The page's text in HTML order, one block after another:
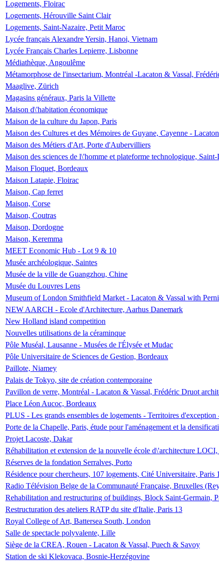
Logements, Floirac
Logements, Hérouville Saint Clair
Logements, Saint-Nazaire, Petit Maroc
Lycée français Alexandre Yersin, Hanoi, Vietnam
Lycée Français Charles Lepierre, Lisbonne
Médiathèque, Angoulême
Métamorphose de l'insectarium, Montréal -Lacaton & Vassal,
Maaglive, Zürich
Magasins généraux, Paris la Villette
Maison d\'habitation économique
Maison de la culture du Japon, Paris
Maison des Cultures et des Mémoires de Guyane, Cayenne -
Maison des Métiers d'Art, Porte d'Aubervilliers
Maison des sciences de l\'homme et plateforme technologique,
Maison Floquet, Bordeaux
Maison Latapie, Floirac
Maison, Cap ferret
Maison, Corse
Maison, Coutras
Maison, Dordogne
Maison, Keremma
MEET Economic Hub - Lot 9 & 10
Musée archéologique, Saintes
Musée de la ville de Guangzhou, Chine
Musée du Louvres Lens
Museum of London Smithfield Market - Lacaton & Vassal with
NEW AARCH - Ecole d'Architecture, Aarhus Danemark
New Holland island competition
Nouvelles utilisations de la céraminque
Pôle Muséal, Lausanne - Musées de l'Élysée et Mudac
Pôle Universitaire de Sciences de Gestion, Bordeaux
Paillote, Niamey
Palais de Tokyo, site de création contemporaine
Pavillon de verre, Montréal - Lacaton & Vassal, Frédéric Druot
Place Léon Aucoc, Bordeaux
PLUS - Les grands ensembles de logements - Territoires
Porte de la Chapelle, Paris, étude pour l'aménagement et la
Projet Lacoste, Dakar
Réhabilitation et extension de la nouvelle école d\'architecture
Réserves de la fondation Serralves, Porto
Résidence pour chercheurs, 107 logements, Cité Universitaire, Paris
Radio Télévision Belge de la Communauté Française, Bruxelles
Rehabilitation and restructuring of buildings, Block Saint-Germain,
Restructuration des ateliers RATP du site d'Italie, Paris 13
Royal College of Art, Battersea South, London
Salle de spectacle polyvalente, Lille
Siège de la CREA, Rouen - Lacaton & Vassal, Puech & Savoy
Station de ski Klekovaca, Bosnie-Herzégovine